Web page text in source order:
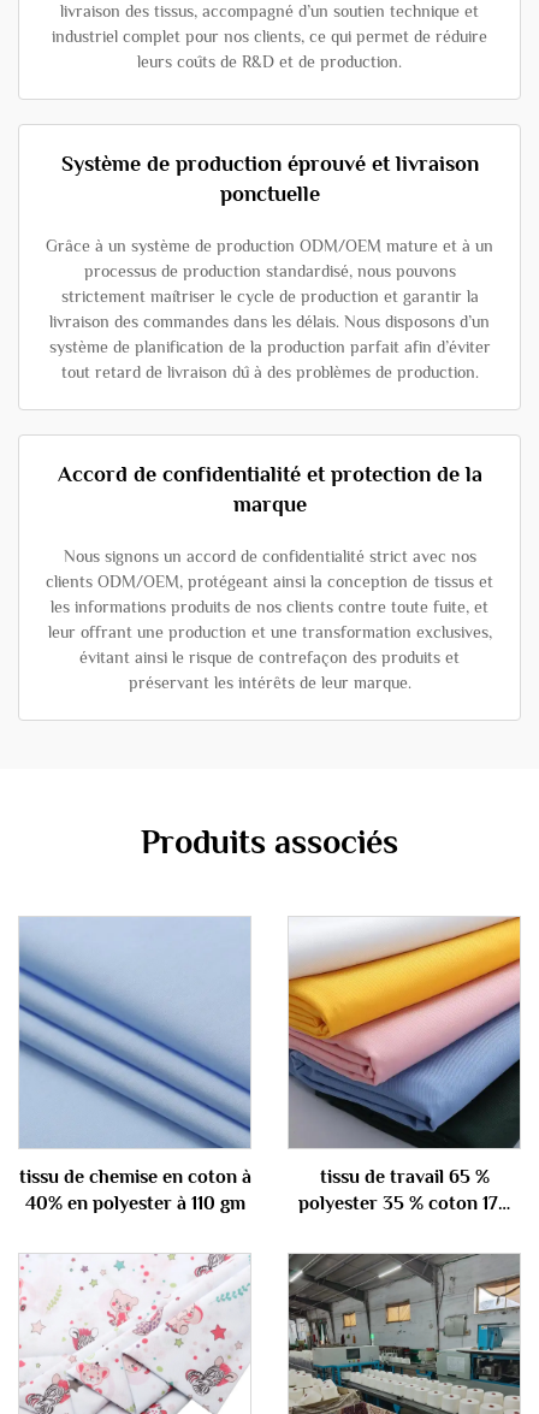
livraison des tissus, accompagné d’un soutien technique et
industriel complet pour nos clients, ce qui permet de réduire
leurs coûts de R&D et de production.
Système de production éprouvé et livraison
ponctuelle
Grâce à un système de production ODM/OEM mature et à un
processus de production standardisé, nous pouvons
strictement maîtriser le cycle de production et garantir la
livraison des commandes dans les délais. Nous disposons d’un
système de planification de la production parfait afin d’éviter
tout retard de livraison dû à des problèmes de production.
Accord de confidentialité et protection de la
marque
Nous signons un accord de confidentialité strict avec nos
clients ODM/OEM, protégeant ainsi la conception de tissus et
les informations produits de nos clients contre toute fuite, et
leur offrant une production et une transformation exclusives,
évitant ainsi le risque de contrefaçon des produits et
préservant les intérêts de leur marque.
Produits associés
tissu de chemise en coton à
40% en polyester à 110 gm
tissu de travail 65 %
polyester 35 % coton 170